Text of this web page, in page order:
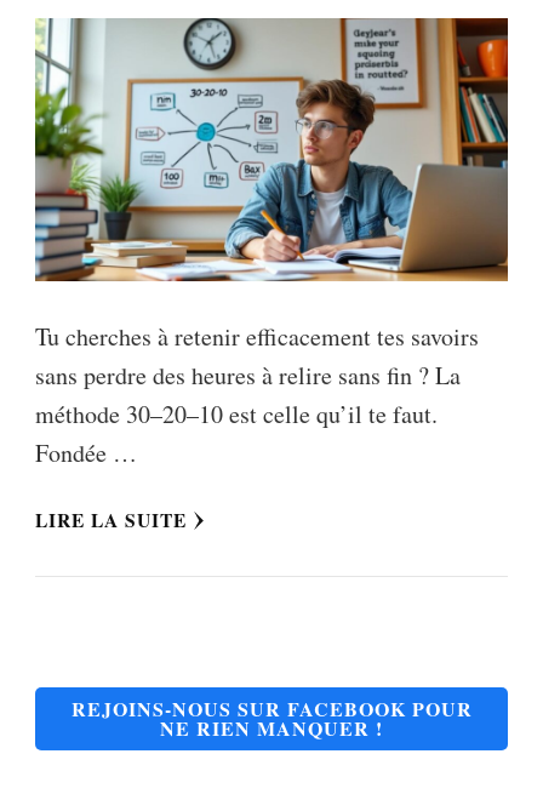
Tu cherches à retenir efficacement tes savoirs
sans perdre des heures à relire sans fin ? La
méthode 30–20–10 est celle qu’il te faut.
Fondée …
LIRE LA SUITE
REJOINS-NOUS SUR FACEBOOK POUR
NE RIEN MANQUER !